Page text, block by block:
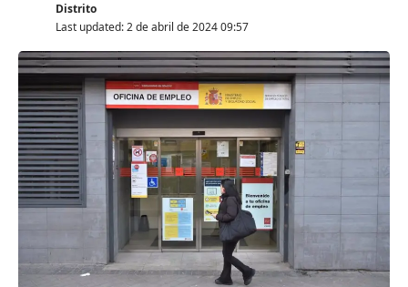
Last updated: 2 de abril de 2024 09:57
Distrito